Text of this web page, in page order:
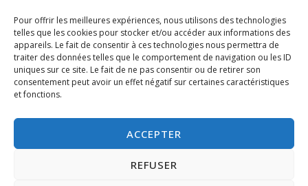
Pour offrir les meilleures expériences, nous utilisons des technologies
telles que les cookies pour stocker et/ou accéder aux informations des
appareils. Le fait de consentir à ces technologies nous permettra de
traiter des données telles que le comportement de navigation ou les ID
uniques sur ce site. Le fait de ne pas consentir ou de retirer son
consentement peut avoir un effet négatif sur certaines caractéristiques
et fonctions.
ACCEPTER
REFUSER